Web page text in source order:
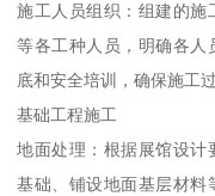
施工人员组织：组建的施
等各工种人员，明确各人
底和安全培训，确保施工
基础工程施工
地面处理：根据展馆设计
基础、铺设地面基层材料